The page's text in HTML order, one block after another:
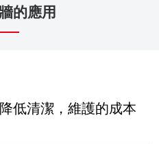
的應用
低清潔，維護的成本